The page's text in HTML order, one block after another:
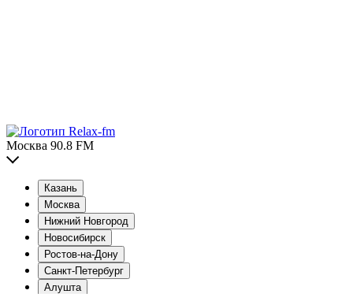
Москва 90.8 FM
Казань
Москва
Нижний Новгород
Новосибирск
Ростов-на-Дону
Санкт-Петербург
Алушта